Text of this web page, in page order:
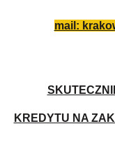
mail:
KREDYTU NA